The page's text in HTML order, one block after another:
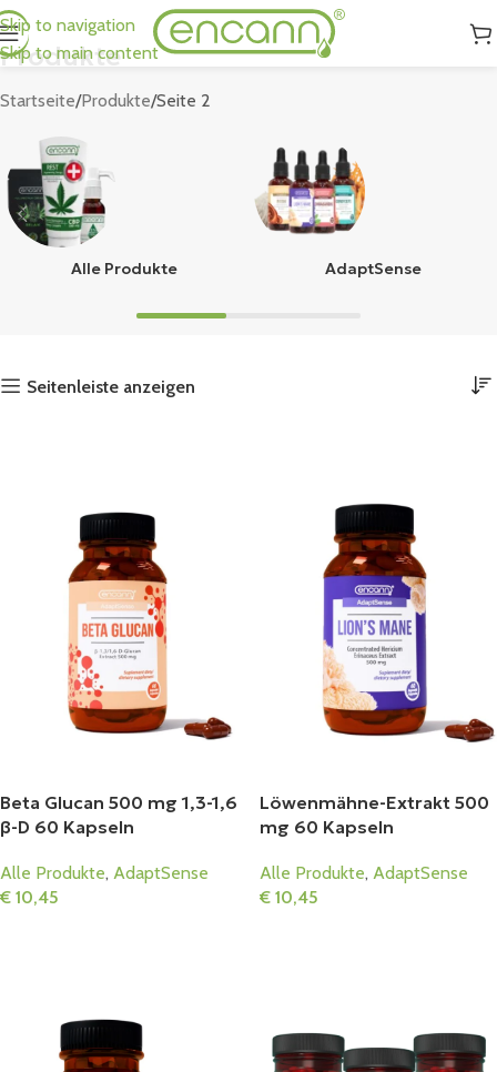
Skip to navigation
Skip to main content
Produkte
Startseite Produkte Seite 2
Alle Produkte AdaptSense
Seitenleiste anzeigen
Beta Glucan 500 mg 1,3-1,6
β-D 60 Kapseln
Alle Produkte, AdaptSense
€ 10,45
Löwenmähne-Extrakt 500
mg 60 Kapseln
Alle Produkte, AdaptSense
€ 10,45